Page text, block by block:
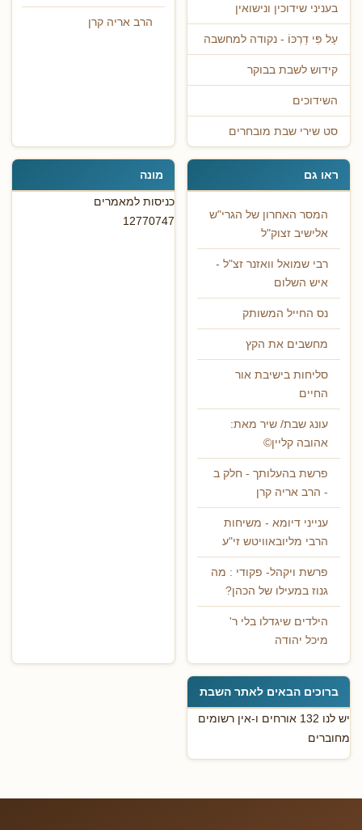
בעניני שידוכין ונישואין
עַל פִּי דַרְכּוֹ - נקודה למחשבה
קידוש לשבת בבוקר
השידוכים
סט שירי שבת מובחרים
הרב אריה קרן
ראו גם
המסר האחרון של הגרי"ש
אלישיב זצוק"ל
רבי שמואל וואזנר זצ"ל -
איש השלום
נס החייל המשותק
מחשבים את הקץ
סליחות בישיבת אור
החיים
עונג שבת/ שיר מאת:
אהובה קליין©
פרשת בהעלותך - חלק ב
- הרב אריה קרן
ענייני דיומא - משיחות
הרבי מליובאוויטש זי"ע
פרשת ויקהל- פקודי : מה
גנוז במעילו של הכהן?
הילדים שיגדלו בלי ר'
מיכל יהודה
מונה
כניסות למאמרים
12770747
ברוכים הבאים לאתר השבת
יש לנו 132 אורחים ו-אין רשומים
מחוברים